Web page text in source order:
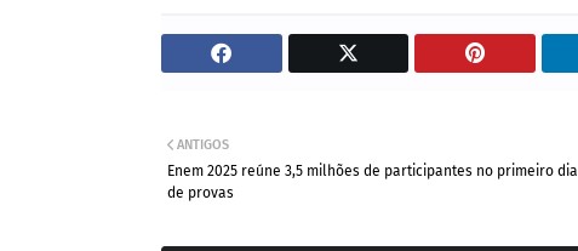
ANTIGOS
Enem 2025 reúne 3,5 milhões de participantes no primeiro dia
de provas